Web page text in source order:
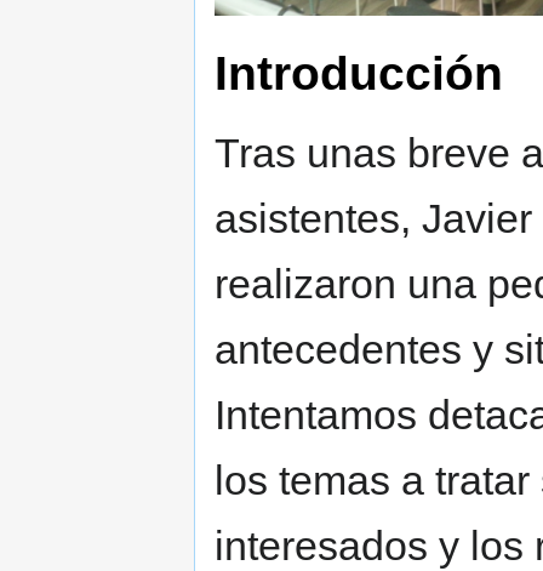
Introducción
Tras unas breve
asistentes,
realizaron una
antecedentes y
Intentamos
los temas a
interesados y los